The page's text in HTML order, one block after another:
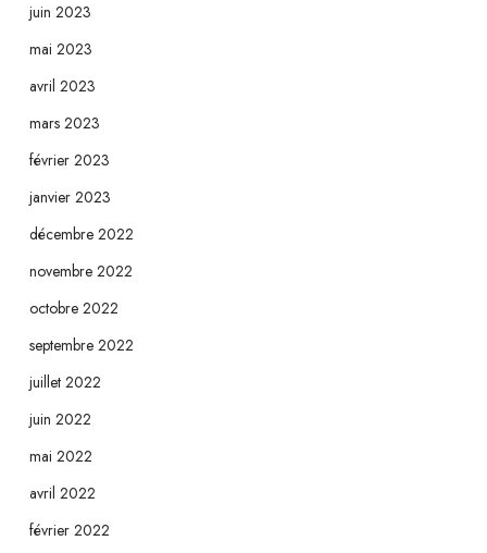
juin 2023
mai 2023
avril 2023
mars 2023
février 2023
janvier 2023
décembre 2022
novembre 2022
octobre 2022
septembre 2022
juillet 2022
juin 2022
mai 2022
avril 2022
février 2022